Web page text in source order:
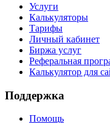
Услуги
Калькуляторы
Тарифы
Личный кабинет
Биржа услуг
Реферальная
Калькулятор для
Поддержка
Помощь